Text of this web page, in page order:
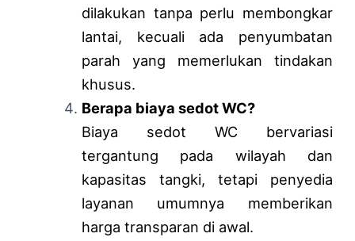
dilakukan tanpa perlu membongkar
lantai, kecuali ada penyumbatan
parah yang memerlukan tindakan
khusus.
Berapa biaya sedot WC?
Biaya sedot WC bervariasi
tergantung pada wilayah dan
kapasitas tangki, tetapi penyedia
layanan umumnya memberikan
harga transparan di awal.